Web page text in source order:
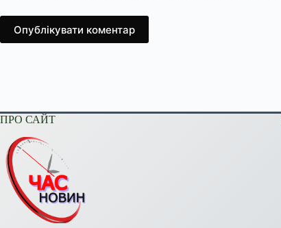
Опублікувати коментар
ПРО САЙТ